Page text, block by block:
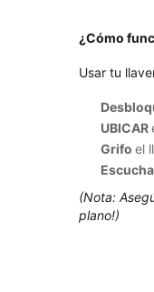
¿Cómo
Usar tu
UBICAR
Grifo el
Escucha
(Nota:
plano!)